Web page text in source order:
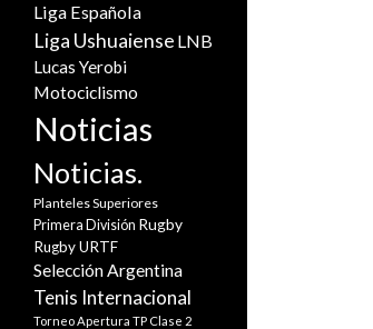
Liga Española
Liga Ushuaiense LNB
Lucas Yerobi
Motociclismo
Noticias
Noticias.
Planteles Superiores
Primera División Rugby
Rugby URTF
Selección Argentina
Tenis Internacional
Torneo Apertura TP Clase 2